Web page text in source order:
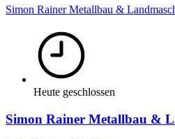
Simon Rainer Metallbau &
Heute geschlossen
Simon Rainer Metallbau &